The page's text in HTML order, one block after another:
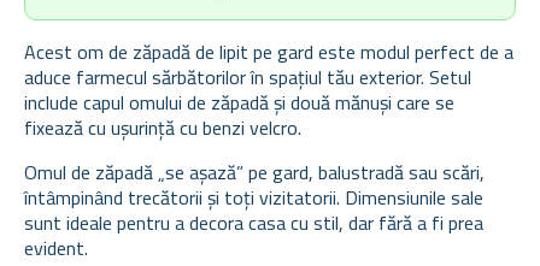
Acest om de zăpadă de lipit pe gard este modul perfect de a
aduce farmecul sărbătorilor în spațiul tău exterior. Setul
include capul omului de zăpadă și două mănuși care se
fixează cu ușurință cu benzi velcro.
Omul de zăpadă „se așază” pe gard, balustradă sau scări,
întâmpinând trecătorii și toți vizitatorii. Dimensiunile sale
sunt ideale pentru a decora casa cu stil, dar fără a fi prea
evident.